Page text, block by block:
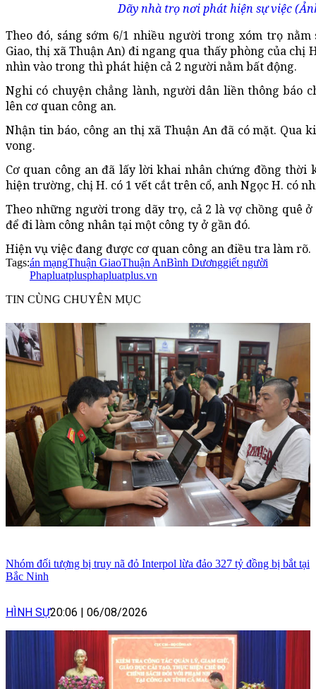
Dãy nhà trọ nơi phát hiện sự việc
Theo đó, sáng sớm 6/1 nhiều người trong xóm trọ
Giao, thị xã Thuận An) đi ngang qua thấy phòng của chị
nhìn vào trong thì phát hiện cả 2 người nằm bất động.
Nghi có chuyện chẳng lành, người dân liền thông báo
lên cơ quan công an.
Nhận tin báo, công an thị xã Thuận An đã có mặt. Qua
vong.
Cơ quan công an đã lấy lời khai nhân chứng đồng
hiện trường, chị H. có 1 vết cắt trên cổ, anh Ngọc H. có
Theo những người trong dãy trọ, cả 2 là vợ chồng quê
để đi làm công nhân tại một công ty ở gần đó.
Hiện vụ việc đang được cơ quan công an điều tra làm rõ.
Tags:án mạngThuận GiaoThuận AnBình Dươnggiết người
Phapluatplusphapluatplus.vn
TIN CÙNG CHUYÊN MỤC
Nhóm đối tượng bị truy nã đỏ Interpol lừa đảo 327 tỷ đồng bị bắt tại
Bắc Ninh
HÌNH SỰ20:06 | 06/08/2026